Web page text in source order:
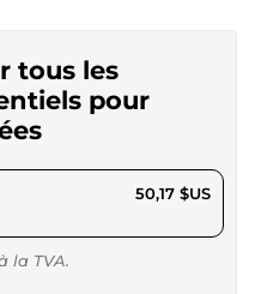
tous les
pour
50,17 $US
la TVA.